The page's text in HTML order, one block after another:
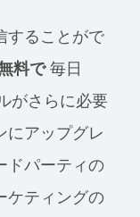
することがで
料で毎日
がさらに必要
にアップグレ
ドパーティの
ケティングの